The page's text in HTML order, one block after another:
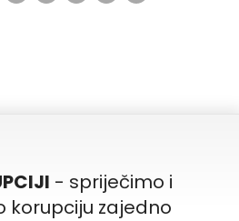
- spriječimo i
korupciju zajedno